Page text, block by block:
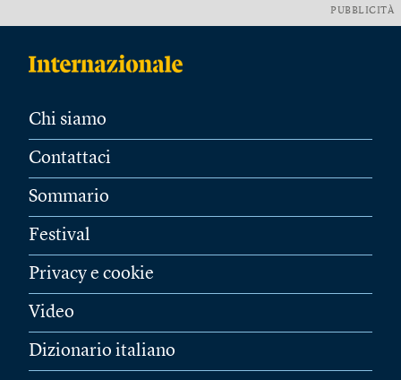
PUBBLICITÀ
Chi siamo
Contattaci
Sommario
Festival
Privacy e cookie
Video
Dizionario italiano